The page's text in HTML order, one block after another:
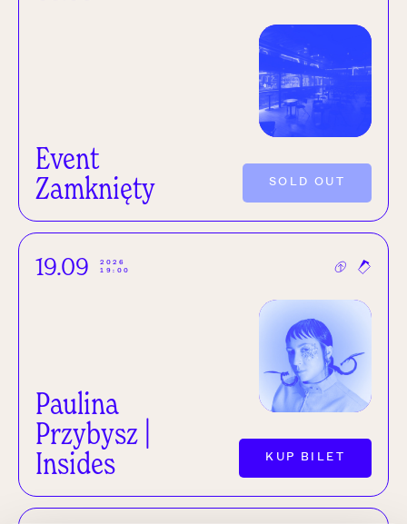
Event
Zamknięty
SOLD OUT
19.09
2026
19:00
Paulina
Przybysz |
Insides
KUP BILET